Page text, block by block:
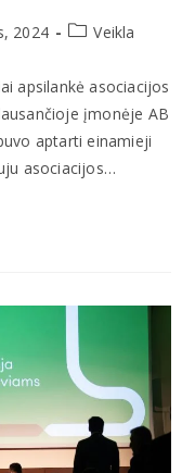
2024 Veikla
apsilankė asociacijos
įmonėje AB
aptarti einamieji
asociacijos…